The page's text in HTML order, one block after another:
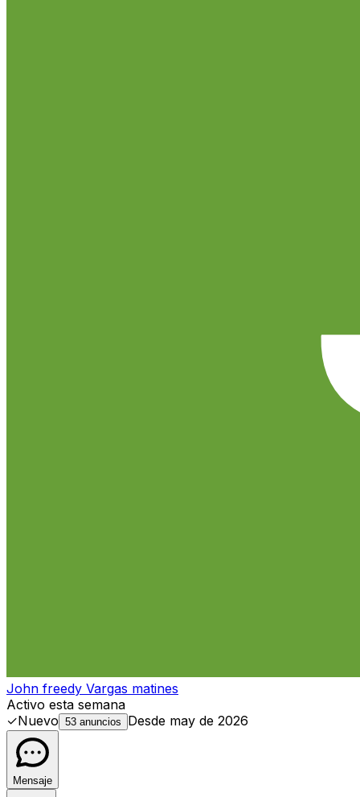
John freedy Vargas matines
Activo esta semana
✓Nuevo 53 anuncios Desde may de 2026
Mensaje